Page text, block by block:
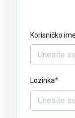
Korisničko
Lozinka